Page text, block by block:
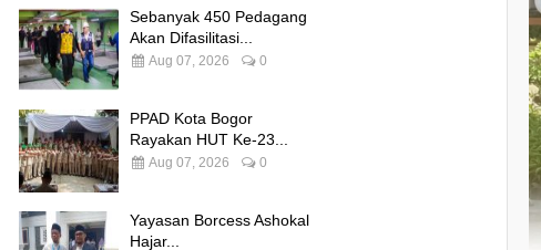
Sebanyak 450 Pedagang
Akan Difasilitasi...
Aug 07, 2026 0
PPAD Kota Bogor
Rayakan HUT Ke-23...
Aug 07, 2026 0
Yayasan Borcess Ashokal
Hajar...